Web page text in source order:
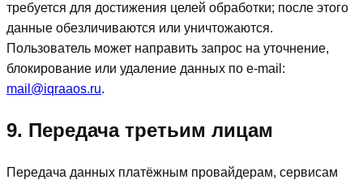
требуется для достижения целей обработки; после этого
данные обезличиваются или уничтожаются.
Пользователь может направить запрос на уточнение,
блокирование или удаление данных по e‑mail:
mail@iqraaos.ru.
9. Передача третьим лицам
Передача данных платёжным провайдерам, сервисам